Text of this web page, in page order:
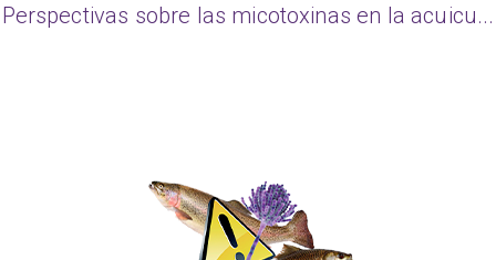
Perspectivas sobre las micotoxinas en la acuicu...